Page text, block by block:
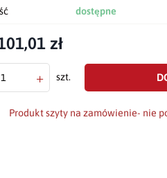
dostępne
zł
+ szt.
Produkt szyty na zamówienie- nie